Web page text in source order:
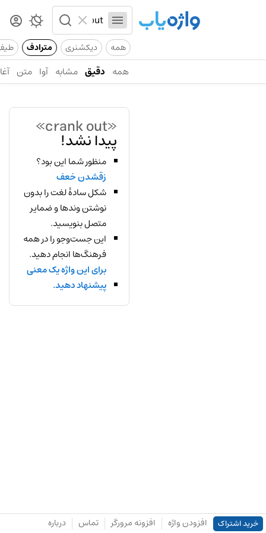
همه دیکشنری مترادف
همه دقیق مشابه آوا متن
«crank out»
پیدا نشد!
منظور شما این بود؟
زقشدن خعف
شکل سادهٔ لغت را بدون
نوشتن وندها و ضمایر
متصل بنویسید.
این جست‌وجو را در همه
فرهنگ‌ها انجام دهید.
برای این واژه یک معنی
پیشنهاد دهید.
خرید اشتراک افزودن واژه افزونه مرورگر تماس درباره